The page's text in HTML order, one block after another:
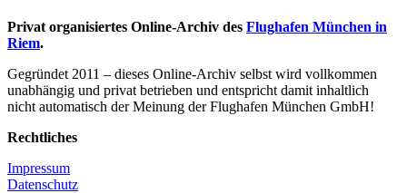
Privat organisiertes Online-Archiv des Flughafen München in
Riem.
Gegründet 2011 – dieses Online-Archiv selbst wird vollkommen
unabhängig und privat betrieben und entspricht damit inhaltlich
nicht automatisch der Meinung der Flughafen München GmbH!
Rechtliches
Impressum
Datenschutz